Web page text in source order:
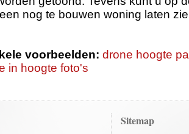
nog te bouwen woning laten
voorbeelden: drone hoogte
in hoogte foto's
Sitemap